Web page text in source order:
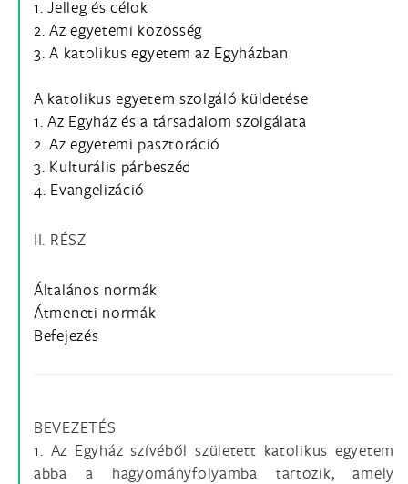
1. Jelleg és célok
2. Az egyetemi közösség
3. A katolikus egyetem az Egyházban
A katolikus egyetem szolgáló küldetése
1. Az Egyház és a társadalom szolgálata
2. Az egyetemi pasztoráció
3. Kulturális párbeszéd
4. Evangelizáció
II. RÉSZ
Általános normák
Átmeneti normák
Befejezés
BEVEZETÉS
1. Az Egyház szívéből született katolikus egyetem
abba a hagyományfolyamba tartozik, amely